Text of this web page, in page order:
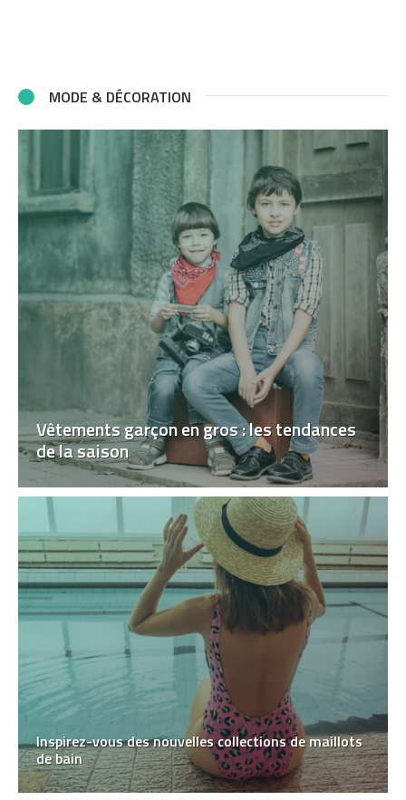
MODE & DÉCORATION
Vêtements garçon en gros : les tendances
de la saison
Inspirez-vous des nouvelles collections de maillots
de bain